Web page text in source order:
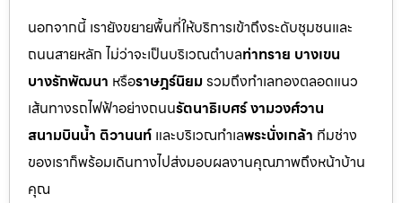
นอกจากนี้ เรายังขยายพื้นที่ให้บริการเข้าถึงระดับชุมชนและ
ถนนสายหลัก ไม่ว่าจะเป็นบริเวณตำบลท่าทราย บางเขน
บางรักพัฒนา หรือราษฎร์นิยมรวมถึงทำเลทองตลอดแนว
เส้นทางรถไฟฟ้าอย่างถนนรัตนาธิเบศร์ งามวงศ์วาน
สนามบินน้ำ ติวานนท์ และบริเวณทำเลพระนั่งเกล้า ทีมช่าง
ของเราก็พร้อมเดินทางไปส่งมอบผลงานคุณภาพถึงหน้าบ้าน
คุณ